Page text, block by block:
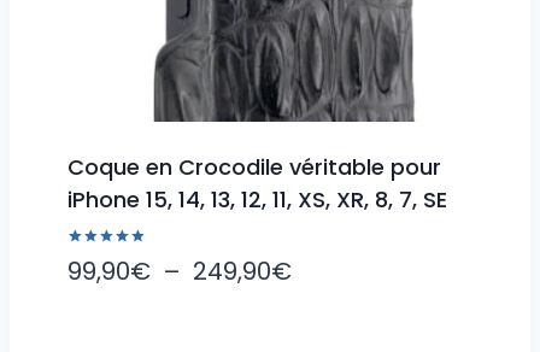
Coque en Crocodile véritable pour
iPhone 15, 14, 13, 12, 11, XS, XR, 8, 7, SE
Note
5.00
sur 5
99,90€ – 249,90€Plage